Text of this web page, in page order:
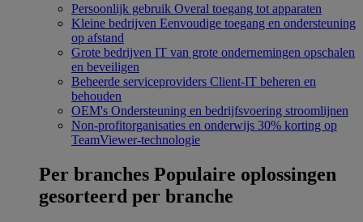
Persoonlijk gebruik Overal toegang tot apparaten
Kleine bedrijven Eenvoudige toegang en ondersteuning
op afstand
Grote bedrijven IT van grote ondernemingen opschalen
en beveiligen
Beheerde serviceproviders Client-IT beheren en
behouden
OEM's Ondersteuning en bedrijfsvoering stroomlijnen
Non-profitorganisaties en onderwijs 30% korting op
TeamViewer-technologie
Per branches Populaire oplossingen
gesorteerd per branche